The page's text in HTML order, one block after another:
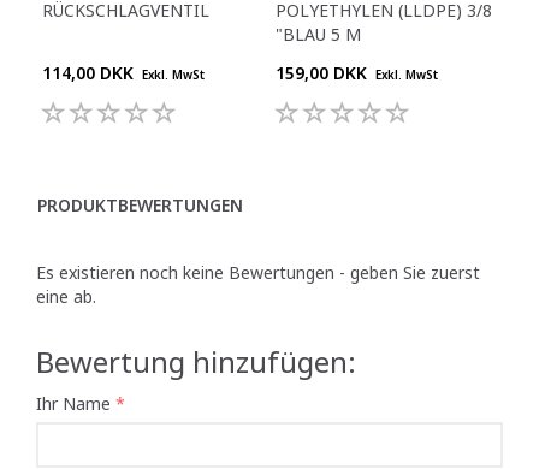
RÜCKSCHLAGVENTIL
114,00 DKK Exkl. MwSt
POLYETHYLEN (LLDPE) 3/8
"BLAU 5 M
159,00 DKK Exkl. MwSt
PRODUKTBEWERTUNGEN
Es existieren noch keine Bewertungen - geben Sie zuerst
eine ab.
Bewertung hinzufügen:
Ihr Name